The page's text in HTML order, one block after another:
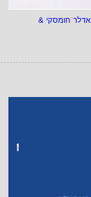
אדלר חומסקי &